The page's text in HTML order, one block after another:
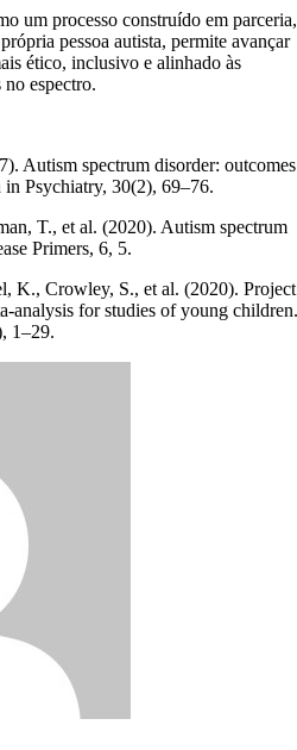
um processo construído em parceria,
pessoa autista, permite avançar
ético, inclusivo e alinhado às
no espectro.
Autism spectrum disorder: outcomes
Psychiatry, 30(2), 69–76.
T., et al. (2020). Autism spectrum
Primers, 6, 5.
K., Crowley, S., et al. (2020). Project
analysis for studies of young children.
1–29.